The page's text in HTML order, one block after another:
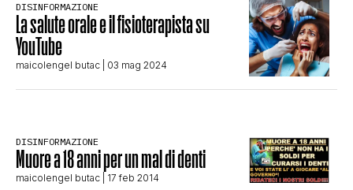
SCIENZA E TECNOLOGIA
SALUTE E MEDICINA
STORIA E CITAZIONI
DISINFORMAZIONE
La salute orale e il fisioterapista su
YouTube
maicolengel butac | 03 mag 2024
DISINFORMAZIONE
Muore a 18 anni per un mal di denti
maicolengel butac | 17 feb 2014